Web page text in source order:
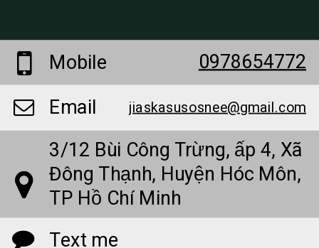
Mobile
0978654772
Email
jiaskasusosnee@gmail.com
3/12 Bùi Công Trừng, ấp 4, Xã
Đông Thạnh, Huyện Hóc Môn,
TP Hồ Chí Minh
Text me